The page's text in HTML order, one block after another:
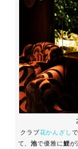
クラブ花かんざし で
て、池で優雅に鯉が